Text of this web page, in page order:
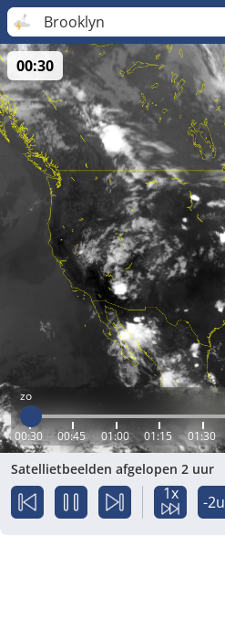
Brooklyn
zo
00:30 00:45 01:00 01:15 01:30
00:30
Satellietbeelden afgelopen 2 uur
1x -2u